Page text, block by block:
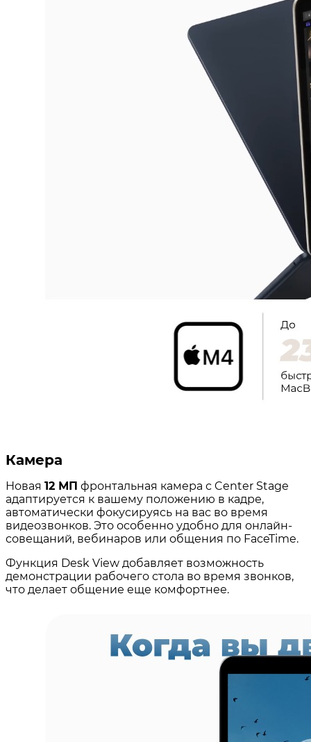
Камера
Новая 12 МП фронтальная камера с Center Stage
адаптируется к вашему положению в кадре,
автоматически фокусируясь на вас во время
видеозвонков. Это особенно удобно для онлайн-
совещаний, вебинаров или общения по FaceTime.
Функция Desk View добавляет возможность
демонстрации рабочего стола во время звонков,
что делает общение еще комфортнее.